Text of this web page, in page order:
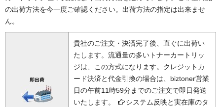
の出荷方法を今一度ご確認ください。出荷方法の指定は出来ませ
ん。
貴社のご注文・決済完了後、直ぐに出荷い
たします。流通量の多いトナーカートリッ
ジは、この方式になります。クレジットカ
ード決済と代金引換の場合は、biztoner営業
日の午前11時59分までのご注文で即日発送
いたします。
システム反映と実在庫のタ